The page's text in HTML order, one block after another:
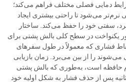
دمایی فصلی مختلف فراهم می‌کند؛
می‌شود تا راحتی بیشتری ایجاد
سفتی خود را حفظ می‌کند. ساختار
یکنواخت در سطح کلی بالش پشتی برای
فشاری که معمولاً در طول سفرهای
را از بین می‌برد. زمان بازیابی
حافظه است، به‌طوری که بالش پشتی
پس از حذف فشار به شکل اولیه خود